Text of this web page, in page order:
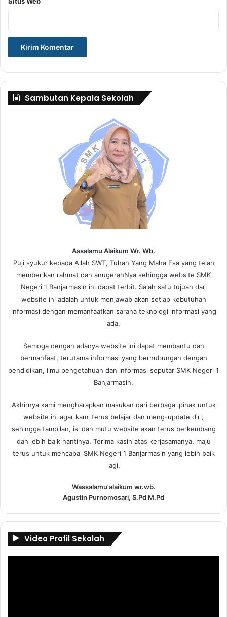
Sambutan Kepala Sekolah
Assalamu Alaikum Wr. Wb.
Puji syukur kepada Allah SWT, Tuhan Yang Maha Esa yang telah
memberikan rahmat dan anugerahNya sehingga website SMK
Negeri 1 Banjarmasin ini dapat terbit. Salah satu tujuan dari
website ini adalah untuk menjawab akan setiap kebutuhan
informasi dengan memanfaatkan sarana teknologi informasi yang
ada.
Semoga dengan adanya website ini dapat membantu dan
bermanfaat, terutama informasi yang berhubungan dengan
pendidikan, ilmu pengetahuan dan informasi seputar SMK Negeri 1
Banjarmasin.
Akhirnya kami mengharapkan masukan dari berbagai pihak untuk
website ini agar kami terus belajar dan meng-update diri,
sehingga tampilan, isi dan mutu website akan terus berkembang
dan lebih baik nantinya. Terima kasih atas kerjasamanya, maju
terus untuk mencapai SMK Negeri 1 Banjarmasin yang lebih baik
lagi.
Wassalamu'alaikum wr.wb.
Agustin Purnomosari, S.Pd M.Pd
Video Profil Sekolah